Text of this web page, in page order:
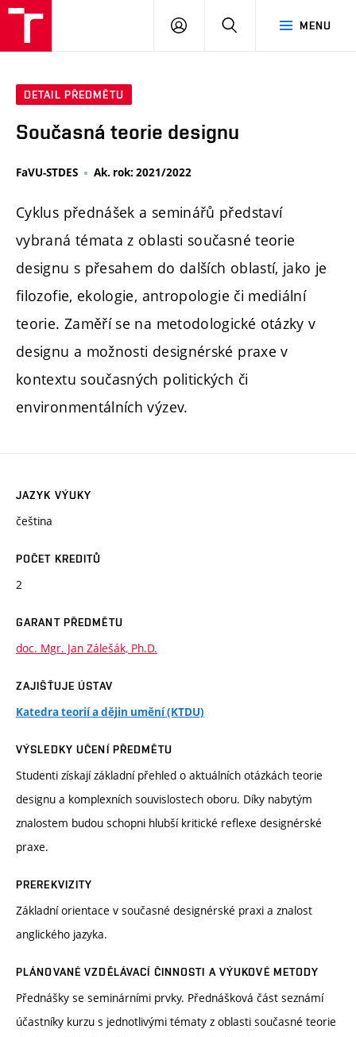
MENU
PŘIHLÁSIT
DETAIL PŘEDMĚTU
Současná teorie designu
FaVU-STDES Ak. rok: 2021/2022
Cyklus přednášek a seminářů představí
vybraná témata z oblasti současné teorie
designu s přesahem do dalších oblastí, jako je
filozofie, ekologie, antropologie či mediální
teorie. Zaměří se na metodologické otázky v
designu a možnosti designérské praxe v
kontextu současných politických či
environmentálních výzev.
JAZYK VÝUKY
čeština
POČET KREDITŮ
2
GARANT PŘEDMĚTU
doc. Mgr. Jan Zálešák, Ph.D.
ZAJIŠŤUJE ÚSTAV
Katedra teorií a dějin umění (KTDU)
VÝSLEDKY UČENÍ PŘEDMĚTU
Studenti získají základní přehled o aktuálních otázkách teorie
designu a komplexních souvislostech oboru. Díky nabytým
znalostem budou schopni hlubší kritické reflexe designérské
praxe.
PREREKVIZITY
Základní orientace v současné designérské praxi a znalost
anglického jazyka.
PLÁNOVANÉ VZDĚLÁVACÍ ČINNOSTI A VÝUKOVÉ METODY
Přednášky se seminárními prvky. Přednášková část seznámí
účastníky kurzu s jednotlivými tématy z oblasti současné teorie